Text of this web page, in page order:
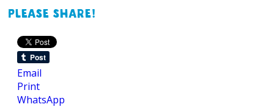
Please share!
Email
Print
WhatsApp